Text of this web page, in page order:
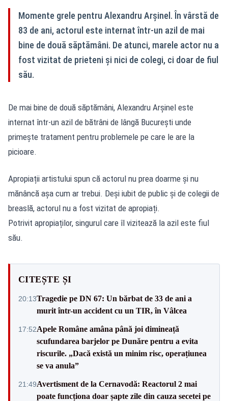
Momente grele pentru Alexandru Arșinel. În vârstă de
83 de ani, actorul este internat într-un azil de mai
bine de două săptămâni. De atunci, marele actor nu a
fost vizitat de prieteni și nici de colegi, ci doar de fiul
său.
De mai bine de două săptămâni, Alexandru Arșinel este
internat într-un azil de bătrâni de lângă București unde
primește tratament pentru problemele pe care le are la
picioare.
Apropiații artistului spun că actorul nu prea doarme și nu
mănâncă așa cum ar trebui. Deși iubit de public și de colegii de
breaslă, actorul nu a fost vizitat de apropiați.
Potrivit apropiaților, singurul care îl vizitează la azil este fiul
său.
CITEȘTE ȘI
20:13Tragedie pe DN 67: Un bărbat de 33 de ani a
murit într-un accident cu un TIR, în Vâlcea
17:52Apele Române amâna până joi dimineață
scufundarea barjelor pe Dunăre pentru a evita
riscurile. „Dacă există un minim risc, operațiunea
se va anula”
21:49Avertisment de la Cernavodă: Reactorul 2 mai
poate funcționa doar șapte zile din cauza secetei pe